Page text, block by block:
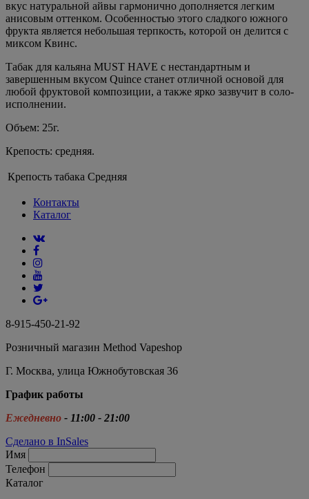
вкус натуральной айвы гармонично дополняется легким
анисовым оттенком. Особенностью этого сладкого южного
фрукта является небольшая терпкость, которой он делится с
миксом Квинс.
Табак для кальяна MUST HAVE с нестандартным и
завершенным вкусом Quince станет отличной основой для
любой фруктовой композиции, а также ярко зазвучит в соло-
исполнении.
Объем: 25г.
Крепость: средняя.
Крепость табака Средняя
Контакты
Каталог
8-915-450-21-92
Розничный магазин Method Vapeshop
Г. Москва, улица Южнобутовская 36
График работы
Ежедневно - 11:00 - 21:00
Сделано в InSales
Имя
Телефон
Каталог